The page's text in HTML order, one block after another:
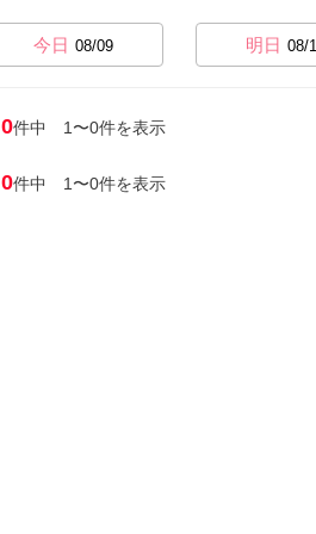
今日 08/09 明日 08/
0件中 1〜0件を表示
0件中 1〜0件を表示